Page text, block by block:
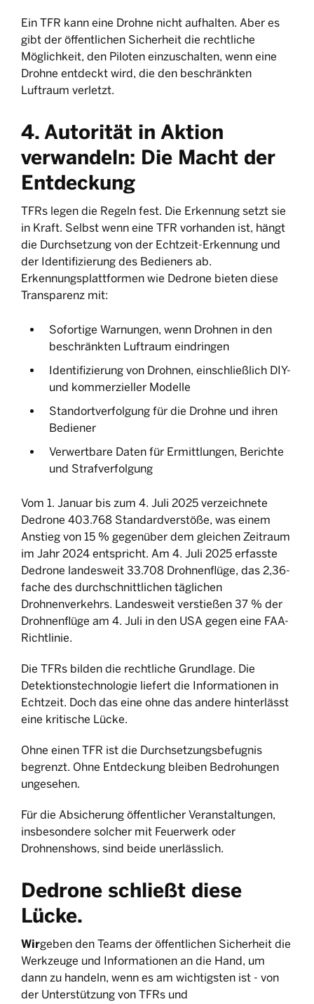
Ein TFR kann eine Drohne nicht aufhalten. Aber es
gibt der öffentlichen Sicherheit die rechtliche
Möglichkeit, den Piloten einzuschalten, wenn eine
Drohne entdeckt wird, die den beschränkten
Luftraum verletzt.
4. Autorität in Aktion
verwandeln: Die Macht der
Entdeckung
TFRs legen die Regeln fest. Die Erkennung setzt sie
in Kraft. Selbst wenn eine TFR vorhanden ist, hängt
die Durchsetzung von der Echtzeit-Erkennung und
der Identifizierung des Bedieners ab.
Erkennungsplattformen wie Dedrone bieten diese
Transparenz mit:
Sofortige Warnungen, wenn Drohnen in den
beschränkten Luftraum eindringen
Identifizierung von Drohnen, einschließlich DIY-
und kommerzieller Modelle
Standortverfolgung für die Drohne und ihren
Bediener
Verwertbare Daten für Ermittlungen, Berichte
und Strafverfolgung
Vom 1. Januar bis zum 4. Juli 2025 verzeichnete
Dedrone 403.768 Standardverstöße, was einem
Anstieg von 15 % gegenüber dem gleichen Zeitraum
im Jahr 2024 entspricht. Am 4. Juli 2025 erfasste
Dedrone landesweit 33.708 Drohnenflüge, das 2,36-
fache des durchschnittlichen täglichen
Drohnenverkehrs. Landesweit verstießen 37 % der
Drohnenflüge am 4. Juli in den USA gegen eine FAA-
Richtlinie.
Die TFRs bilden die rechtliche Grundlage. Die
Detektionstechnologie liefert die Informationen in
Echtzeit. Doch das eine ohne das andere hinterlässt
eine kritische Lücke.
Ohne einen TFR ist die Durchsetzungsbefugnis
begrenzt. Ohne Entdeckung bleiben Bedrohungen
ungesehen.
Für die Absicherung öffentlicher Veranstaltungen,
insbesondere solcher mit Feuerwerk oder
Drohnenshows, sind beide unerlässlich.
Dedrone schließt diese
Lücke.
‍Wirgeben den Teams der öffentlichen Sicherheit die
Werkzeuge und Informationen an die Hand, um
dann zu handeln, wenn es am wichtigsten ist - von
der Unterstützung von TFRs und